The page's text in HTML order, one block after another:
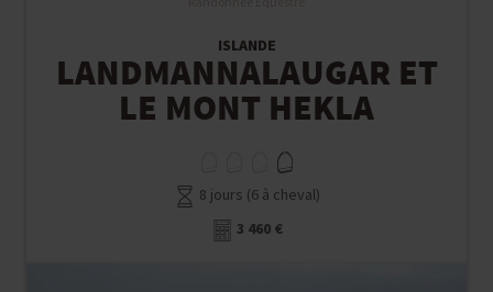
ISLANDE
LANDMANNALAUGAR ET
LE MONT HEKLA
8 jours (6 à cheval)
3 460 €